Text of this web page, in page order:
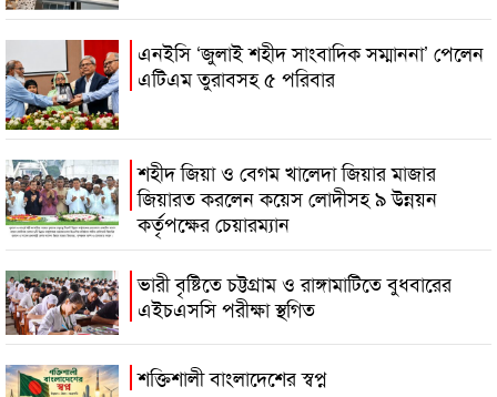
এনইসি ‘জুলাই শহীদ সাংবাদিক সম্মাননা’ পেলেন
এটিএম তুরাবসহ ৫ পরিবার
শহীদ জিয়া ও বেগম খালেদা জিয়ার মাজার
জিয়ারত করলেন কয়েস লোদীসহ ৯ উন্নয়ন
কর্তৃপক্ষের চেয়ারম্যান
ভারী বৃষ্টিতে চট্টগ্রাম ও রাঙ্গামাটিতে বুধবারের
এইচএসসি পরীক্ষা স্থগিত
শক্তিশালী বাংলাদেশের স্বপ্ন